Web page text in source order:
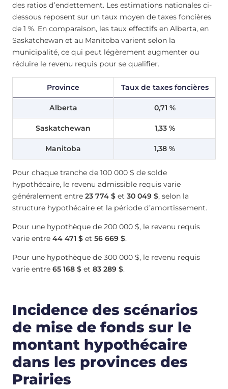
des ratios d’endettement. Les estimations nationales ci-
dessous reposent sur un taux moyen de taxes foncières
de 1 %. En comparaison, les taux effectifs en Alberta, en
Saskatchewan et au Manitoba varient selon la
municipalité, ce qui peut légèrement augmenter ou
réduire le revenu requis pour se qualifier.
Province Taux de taxes foncières
Alberta 0,71 %
Saskatchewan 1,33 %
Manitoba 1,38 %
Pour chaque tranche de 100 000 $ de solde
hypothécaire, le revenu admissible requis varie
généralement entre 23 774 $ et 30 049 $, selon la
structure hypothécaire et la période d’amortissement.
Pour une hypothèque de 200 000 $, le revenu requis
varie entre 44 471 $ et 56 669 $.
Pour une hypothèque de 300 000 $, le revenu requis
varie entre 65 168 $ et 83 289 $.
Incidence des scénarios
de mise de fonds sur le
montant hypothécaire
dans les provinces des
Prairies